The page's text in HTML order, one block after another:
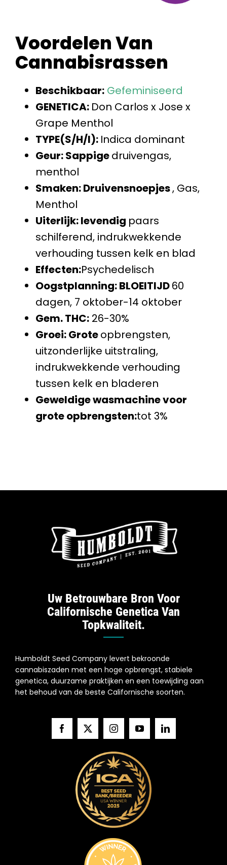
Voordelen Van
Cannabisrassen
Beschikbaar: Gefeminiseerd
GENETICA: Don Carlos x Jose x
Grape Menthol
TYPE(S/H/I): Indica dominant
Geur: Sappigedruivengas,
menthol
Smaken: Druivensnoepjes, Gas,
Menthol
Uiterlijk: levendig paars
schilferend, indrukwekkende
verhouding tussen kelk en blad
Effecten:Psychedelisch
Oogstplanning: BLOEITIJD60
dagen, 7 oktober-14 oktober
Gem. THC:26-30%
Groei: Groteopbrengsten,
uitzonderlijke uitstraling,
indrukwekkende verhouding
tussen kelk en bladeren
Geweldige wasmachine voor
grote opbrengsten:tot 3%
Uw Betrouwbare Bron Voor
Californische Genetica Van
Topkwaliteit.
Humboldt Seed Company levert bekroonde
cannabiszaden met een hoge opbrengst, stabiele
genetica, duurzame praktijken en een toewijding aan
het behoud van de beste Californische soorten.